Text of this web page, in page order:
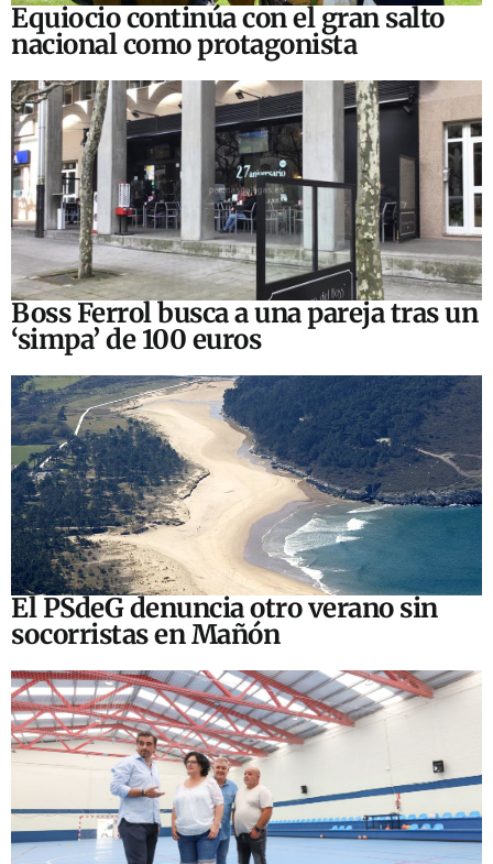
Equiocio continúa con el gran salto
nacional como protagonista
Boss Ferrol busca a una pareja tras un
‘simpa’ de 100 euros
El PSdeG denuncia otro verano sin
socorristas en Mañón